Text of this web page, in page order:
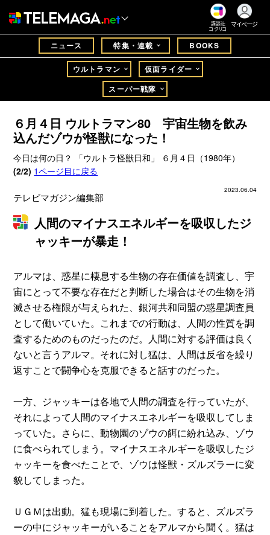
講談社
コクリコ
マイページ
ニュース 特集・連載 BOOKS
ウルトラマン
仮面ライダー
スーパー戦隊
６月４日 ウルトラマン80 宇宙生物を飲み
込んだゾウが怪獣になった！
今日は何の日？ 「ウルトラ怪獣日和」 ６月４日（1980年）
(2/2) 1ページ目に戻る
2023.06.04
テレビマガジン編集部
人間のマイナスエネルギーを吸収したジ
ャッキーが暴走！
アルマは、惑星に棲息する生物の存在価値を調査し、宇
宙にとって不要な存在だと判断した場合はその生物を消
滅させる権限が与えられた、銀河共和同盟の惑星調査員
として働いていた。これまでの行動は、人間の性質を調
査するためのものだったのだ。人間に対する評価は良く
ないと言うアルマ。それに対し猛は、人間は反省を繰り
返すことで闘争心を克服できると話すのだった。
一方、ジャッキーは各地で人間の調査を行っていたが、
それによって人間のマイナスエネルギーを吸収してしま
っていた。さらに、動物園のゾウの餌に紛れ込み、ゾウ
に食べられてしまう。マイナスエネルギーを吸収したジ
ャッキーを食べたことで、ゾウは怪獣・ズルズラーに変
貌してしまった。
ＵＧＭは出動。猛も現場に到着した。すると、ズルズラ
ーの中にジャッキーがいることをアルマから聞く。猛は